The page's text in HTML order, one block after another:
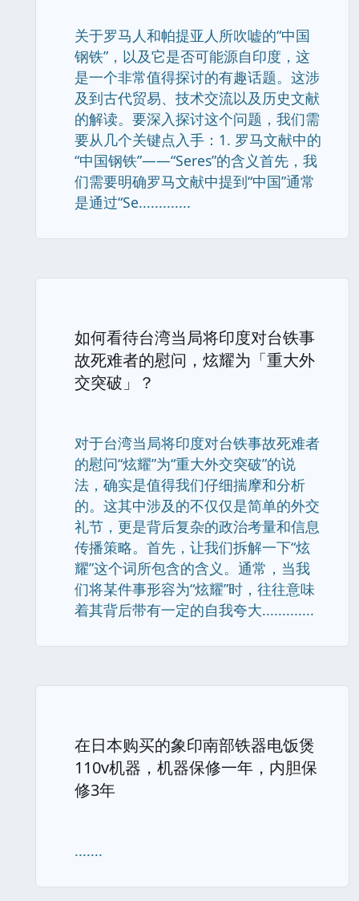
关于罗马人和帕提亚人所吹嘘的“中国
钢铁”，以及它是否可能源自印度，这
是一个非常值得探讨的有趣话题。这涉
及到古代贸易、技术交流以及历史文献
的解读。要深入探讨这个问题，我们需
要从几个关键点入手：1. 罗马文献中的
“中国钢铁”——“Seres”的含义首先，我
们需要明确罗马文献中提到“中国”通常
是通过“Se.............
如何看待台湾当局将印度对台铁事
故死难者的慰问，炫耀为「重大外
交突破」？
对于台湾当局将印度对台铁事故死难者
的慰问“炫耀”为“重大外交突破”的说
法，确实是值得我们仔细揣摩和分析
的。这其中涉及的不仅仅是简单的外交
礼节，更是背后复杂的政治考量和信息
传播策略。首先，让我们拆解一下“炫
耀”这个词所包含的含义。通常，当我
们将某件事形容为“炫耀”时，往往意味
着其背后带有一定的自我夸大.............
在日本购买的象印南部铁器电饭煲
110v机器，机器保修一年，内胆保
修3年
.......